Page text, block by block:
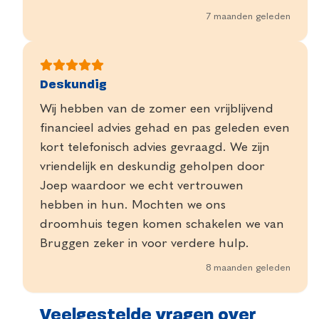
7 maanden geleden
Deskundig
Wij hebben van de zomer een vrijblijvend
financieel advies gehad en pas geleden even
kort telefonisch advies gevraagd. We zijn
vriendelijk en deskundig geholpen door
Joep waardoor we echt vertrouwen
hebben in hun. Mochten we ons
droomhuis tegen komen schakelen we van
Bruggen zeker in voor verdere hulp.
8 maanden geleden